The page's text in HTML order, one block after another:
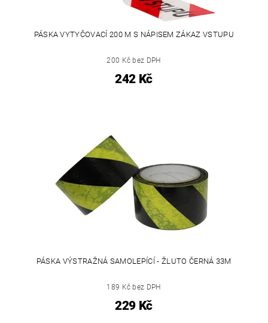
PÁSKA VYTYČOVACÍ 200 M S NÁPISEM ZÁKAZ VSTUPU
200 Kč bez DPH
242 Kč
PÁSKA VÝSTRAŽNÁ SAMOLEPÍCÍ - ŽLUTO ČERNÁ 33M
189 Kč bez DPH
229 Kč